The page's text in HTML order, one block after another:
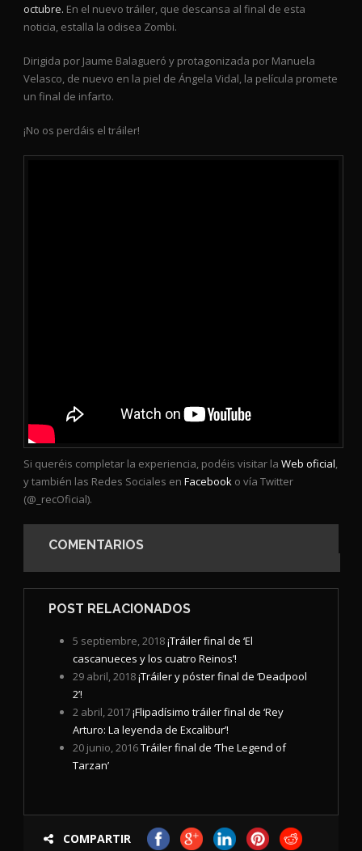
octubre. En el nuevo tráiler, que descansa al final de esta
noticia, estalla la odisea Zombi.
Dirigida por Jaume Balagueró y protagonizada por Manuela
Velasco, de nuevo en la piel de Ángela Vidal, la película promete
un final de infarto.
¡No os perdáis el tráiler!
Si queréis completar la experiencia, podéis visitar la Web oficial,
y también las Redes Sociales en Facebook o vía Twitter
(@_recOficial).
COMENTARIOS
POST RELACIONADOS
5 septiembre, 2018¡Tráiler final de ‘El
cascanueces y los cuatro Reinos’!
29 abril, 2018¡Tráiler y póster final de ‘Deadpool
2’!
2 abril, 2017¡Flipadísimo tráiler final de ‘Rey
Arturo: La leyenda de Excalibur’!
20 junio, 2016Tráiler final de ‘The Legend of
Tarzan’
COMPARTIR